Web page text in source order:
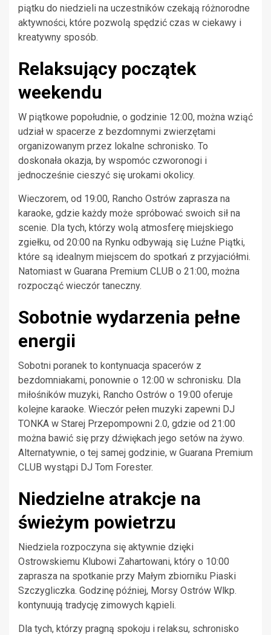
piątku do niedzieli na uczestników czekają różnorodne
aktywności, które pozwolą spędzić czas w ciekawy i
kreatywny sposób.
Relaksujący początek
weekendu
W piątkowe popołudnie, o godzinie 12:00, można wziąć
udział w spacerze z bezdomnymi zwierzętami
organizowanym przez lokalne schronisko. To
doskonała okazja, by wspomóc czworonogi i
jednocześnie cieszyć się urokami okolicy.
Wieczorem, od 19:00, Rancho Ostrów zaprasza na
karaoke, gdzie każdy może spróbować swoich sił na
scenie. Dla tych, którzy wolą atmosferę miejskiego
zgiełku, od 20:00 na Rynku odbywają się Luźne Piątki,
które są idealnym miejscem do spotkań z przyjaciółmi.
Natomiast w Guarana Premium CLUB o 21:00, można
rozpocząć wieczór taneczny.
Sobotnie wydarzenia pełne
energii
Sobotni poranek to kontynuacja spacerów z
bezdomniakami, ponownie o 12:00 w schronisku. Dla
miłośników muzyki, Rancho Ostrów o 19:00 oferuje
kolejne karaoke. Wieczór pełen muzyki zapewni DJ
TONKA w Starej Przepompowni 2.0, gdzie od 21:00
można bawić się przy dźwiękach jego setów na żywo.
Alternatywnie, o tej samej godzinie, w Guarana Premium
CLUB wystąpi DJ Tom Forester.
Niedzielne atrakcje na
świeżym powietrzu
Niedziela rozpoczyna się aktywnie dzięki
Ostrowskiemu Klubowi Zahartowani, który o 10:00
zaprasza na spotkanie przy Małym zbiorniku Piaski
Szczygliczka. Godzinę później, Morsy Ostrów Wlkp.
kontynuują tradycję zimowych kąpieli.
Dla tych, którzy pragną spokoju i relaksu, schronisko